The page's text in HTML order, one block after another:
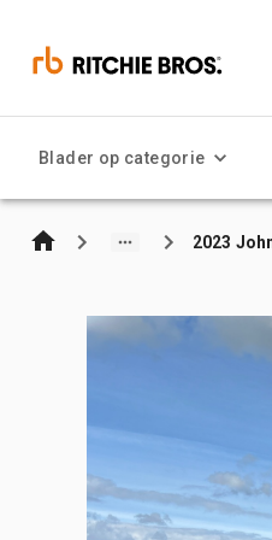
Blader op categorie
2023